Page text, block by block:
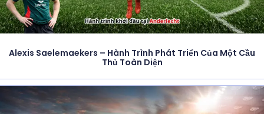
Alexis Saelemaekers – Hành Trình Phát Triển Của Một Cầu
Thủ Toàn Diện